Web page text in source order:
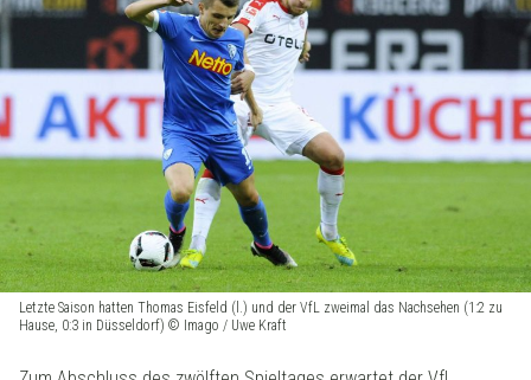
Letzte Saison hatten Thomas Eisfeld (l.) und der VfL zweimal das Nachsehen (1:2 zu
Hause, 0:3 in Düsseldorf) © Imago / Uwe Kraft